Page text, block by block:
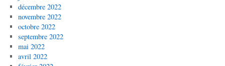
décembre 2022
novembre 2022
octobre 2022
septembre 2022
mai 2022
avril 2022